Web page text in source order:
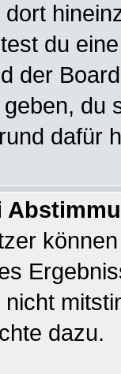
du
der
du
dafür
dazu.